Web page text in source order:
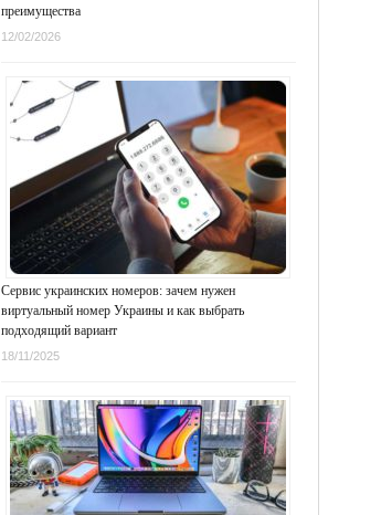
преимущества
12/02/2026
Сервис украинских номеров: зачем нужен
виртуальный номер Украины и как выбрать
подходящий вариант
18/11/2025